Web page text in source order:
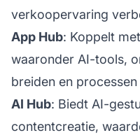
verkoopervaring
App Hub: Koppelt
waaronder AI-tools,
breiden en
AI Hub: Biedt AI-
contentcreatie,